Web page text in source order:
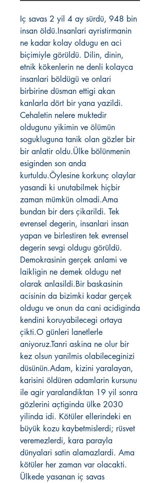
Iç savas 2 yil 4 ay sürdü, 948 bin
insan öldü.Insanlari ayristirmanin
ne kadar kolay oldugu en aci
biçimiyle görüldü. Dilin, dinin,
etnik kökenlerin ne denli kolayca
insanlari böldügü ve onlari
birbirine düsman ettigi akan
kanlarla dört bir yana yazildi.
Cehaletin nelere muktedir
oldugunu yikimin ve ölümün
sogukluguna tanik olan gözler bir
bir anlatir oldu.Ülke bölünmenin
esiginden son anda
kurtuldu.Öylesine korkunç olaylar
yasandi ki unutabilmek hiçbir
zaman mümkün olmadi.Ama
bundan bir ders çikarildi. Tek
evrensel degerin, insanlari insan
yapan ve birlestiren tek evrensel
degerin sevgi oldugu görüldü.
Demokrasinin gerçek anlami ve
laikligin ne demek oldugu net
olarak anlasildi.Bir baskasinin
acisinin da bizimki kadar gerçek
oldugu ve onun da cani acidiginda
kendini koruyabilecegi ortaya
çikti.O günleri lanetlerle
aniyoruz.Tanri askina ne olur bir
kez olsun yanilmis olabileceginizi
düsünün.Adam, kizini yaralayan,
karisini öldüren adamlarin kursunu
ile agir yaralandiktan 19 yil sonra
gözlerini açtiginda ülke 2030
yilinda idi. Kötüler ellerindeki en
büyük kozu kaybetmislerdi; rüsvet
veremezlerdi, kara parayla
dünyalari satin alamazlardi. Ama
kötüler her zaman var olacakti.
Ülkede yasanan iç savas